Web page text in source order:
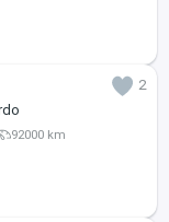
2
92000 km